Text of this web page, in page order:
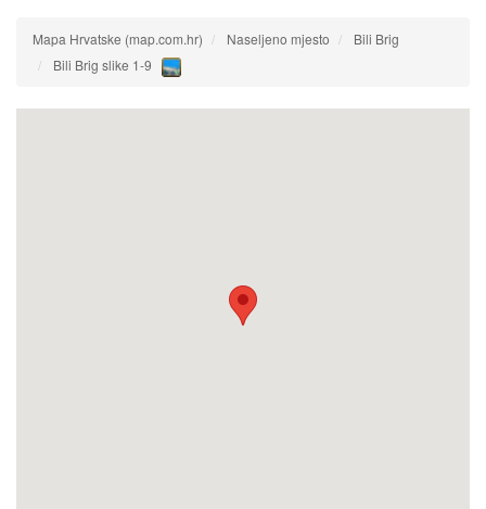
Mapa Hrvatske (map.com.hr) Naseljeno mjesto
Bili Brig
Bili Brig slike 1-9